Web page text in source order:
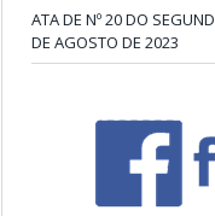
ATA DE Nº 20 DO
DE AGOSTO DE 2023